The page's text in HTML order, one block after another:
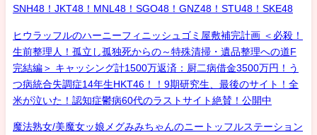
SNH48！JKT48！MNL48！SGO48！GNZ48！STU48！SKE48
ヒウラッフルのハーニーフィニッシュゴミ屋敷補完計画 ＜必殺！
生前整理人！孤立し孤独死からの～特殊清掃・遺品整理への道F
完結編＞ キャッシング計1500万返済：厨二病借金3500万円！う
つ病統合失調症14年生HKT46！！9期研究生、最後のサイト！全
米が泣いた！認知症鬱病60代のラストサイト絶賛！公開中
魔法熟女/美魔女ッ娘メグみみちゃんのニートッフルステーション